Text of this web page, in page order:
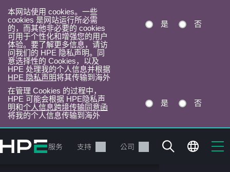
本网站使用 cookies。一些
cookies 是网站运行所必需
的，而其他非必要的 cookies
可用于个性化和增强您的用户
体验。要了解更多信息，请访
问我们的 HPE 隐私声明。同
意选择性的 Cookies，以及
HPE 处理我的个人信息并根据
HPE 隐私声明将其传输到海外
是 否
在管理 Cookies 的过程中，
HPE 可能会根据 HPE隐私声
明和个人信息跨境传输同意函
将我的个人信息传输到海外
是 否
转
到
产品 服务 支持 公司